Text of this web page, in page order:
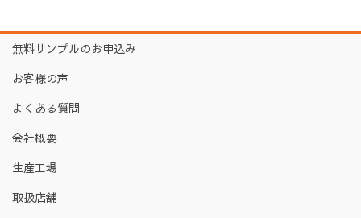
無料サンプルのお申込み
お客様の声
よくある質問
会社概要
生産工場
取扱店舗